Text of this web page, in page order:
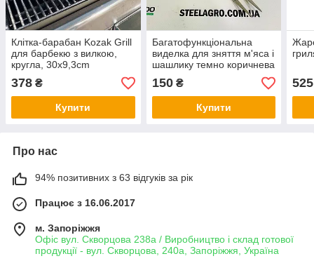
Клітка-барабан Kozak Grill
для барбекю з вилкою,
кругла, 30x9,3cm
378 ₴
Купити
Багатофункціональна
виделка для зняття м'яса і
шашлику темно коричнева
ручка Kozak Grill
150₴
Купити
525
Про нас
94% позитивних з 63 відгуків за рік
Працює з 16.06.2017
м. Запоріжжя
Офіс вул. Скворцова 238а / Виробництво і склад готової
продукції - вул. Скворцова, 240а, Запоріжжя, Україна